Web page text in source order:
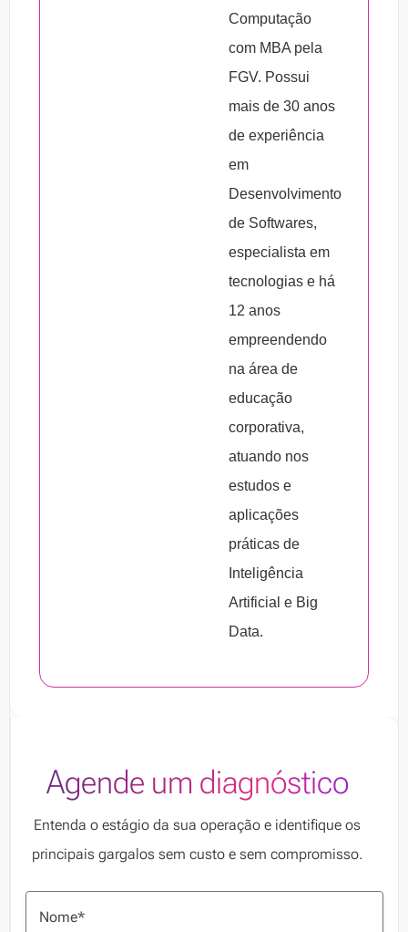
– Simulação de situaçõesComputação
com MBA pela
FGV. Possui
mais de 30 anos
de experiência
em
Desenvolvimento
de Softwares,
especialista em
tecnologias e há
12 anos
empreendendo
na área de
educação
corporativa,
atuando nos
estudos e
aplicações
práticas de
Inteligência
Artificial e Big
Data.
Agende um diagnóstico
Entenda o estágio da sua operação e identifique os
principais gargalos sem custo e sem compromisso.